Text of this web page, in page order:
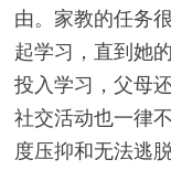
由。家教的任务
起学习，直到她
投入学习，父母
社交活动也一律
度压抑和无法逃